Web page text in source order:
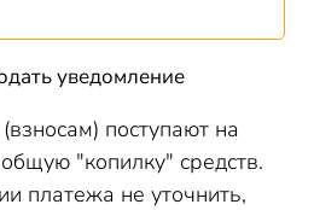
уведомление
поступают на
"копилку" средств.
платежа не уточнить,